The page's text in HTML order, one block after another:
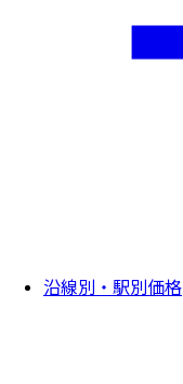
沿線別・駅別価格